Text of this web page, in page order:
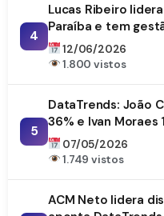
4
Lucas Ribeiro
Paraíba e tem
DataTrends
12/06/2026
1.800 vistos
5
DataTrends: João
36% e Ivan Moraes
07/05/2026
1.749 vistos
ACM Neto lidera